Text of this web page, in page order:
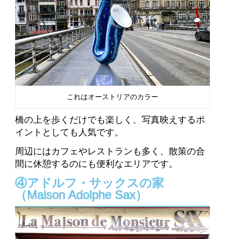
これはオーストリアのカラー
橋の上を歩くだけでも楽しく、写真映えするポ
イントとしても人気です。
周辺にはカフェやレストランも多く、散策の合
間に休憩するのにも便利なエリアです。
④アドルフ・サックスの家
（Maison Adolphe Sax）